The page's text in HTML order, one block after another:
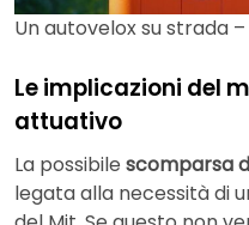
Un autovelox su strada
Le implicazioni del
attuativo
La possibile scomparsa
legata alla necessità di